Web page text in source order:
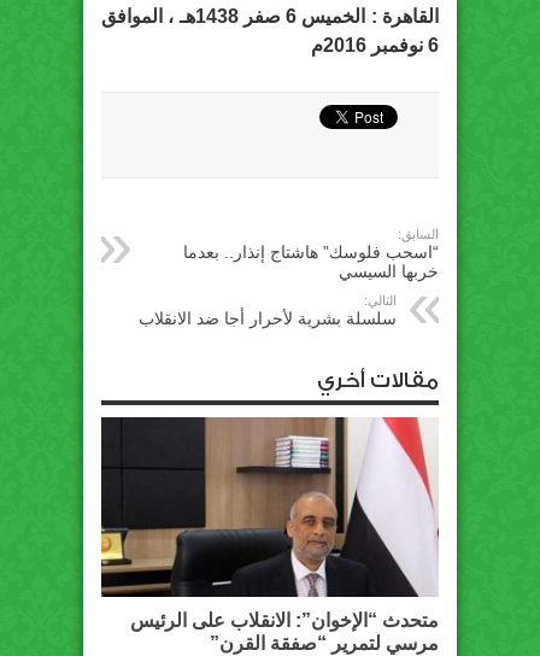
القاهرة : الخميس 6 صفر 1438هـ ، الموافق
6 نوفمبر 2016م
السابق:
“اسحب فلوسك” هاشتاج إنذار.. بعدما
خربها السيسي
التالي:
سلسلة بشرية لأحرار أجا ضد الانقلاب
مقالات أخري
متحدث “الإخوان”: الانقلاب على الرئيس
مرسي لتمرير “صفقة القرن”